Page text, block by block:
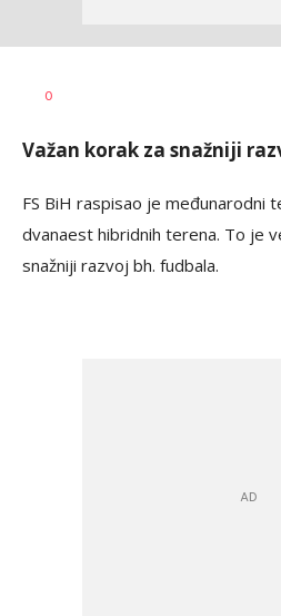
AUTOR
0
Važan korak za snažniji
FS BiH raspisao je međunarodni
dvanaest hibridnih terena. To je
snažniji razvoj bh. fudbala.